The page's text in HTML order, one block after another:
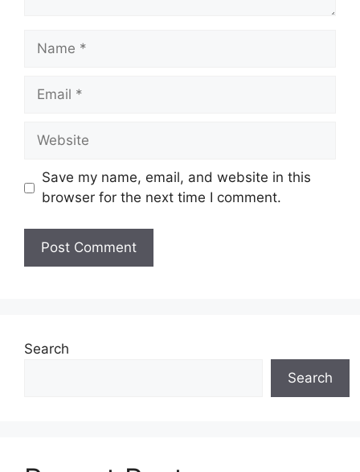
Name
Email
Website
Save my name, email, and website in this
browser for the next time I comment.
Search
Search